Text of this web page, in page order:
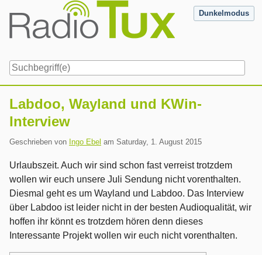
content
Dunkelmodus
Labdoo, Wayland und KWin-
Interview
Geschrieben von Ingo Ebel am Saturday, 1. August 2015
Urlaubszeit. Auch wir sind schon fast verreist trotzdem
wollen wir euch unsere Juli Sendung nicht vorenthalten.
Diesmal geht es um Wayland und Labdoo. Das Interview
über Labdoo ist leider nicht in der besten Audioqualität, wir
hoffen ihr könnt es trotzdem hören denn dieses
Interessante Projekt wollen wir euch nicht vorenthalten.